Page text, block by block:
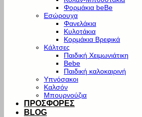
Φορμάκια beBe
Εσώρουχα
Φανελάκια
Κυλοτάκια
Κορμάκια Βρεφικά
Κάλτσες
Παιδική Χειμωνιάτικη
Bebe
Παιδική καλοκαιρινή
Υπνόσακοι
Καλσόν
Μπουρνούζια
ΠΡΟΣΦΟΡΕΣ
BLOG